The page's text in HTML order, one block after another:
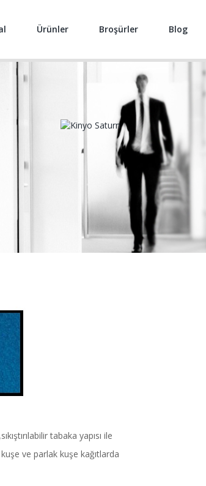
Ürünler Broşürler Blog
tabaka yapısı ile
ve parlak kuşe kağıtlarda